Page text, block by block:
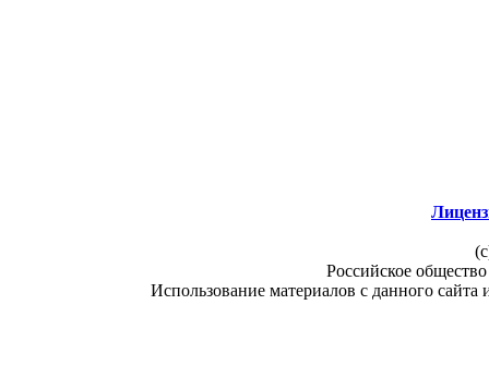
Российское
Использование материалов с данного